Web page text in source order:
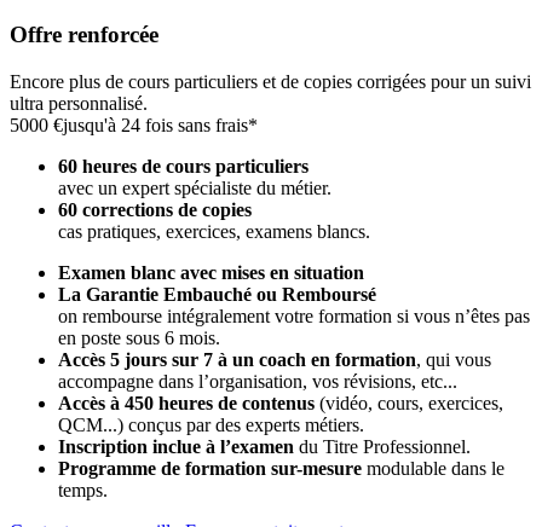
Offre renforcée
Encore plus de cours particuliers et de copies corrigées pour un suivi
ultra personnalisé.
5000 €jusqu'à 24 fois sans frais*
60 heures de cours particuliers
avec un expert spécialiste du métier.
60 corrections de copies
cas pratiques, exercices, examens blancs.
Examen blanc avec mises en situation
La Garantie Embauché ou Remboursé
on rembourse intégralement votre formation si vous n’êtes pas
en poste sous 6 mois.
Accès 5 jours sur 7 à un coach en formation, qui vous
accompagne dans l’organisation, vos révisions, etc...
Accès à 450 heures de contenus (vidéo, cours, exercices,
QCM...) conçus par des experts métiers.
Inscription inclue à l’examen du Titre Professionnel.
Programme de formation sur-mesure modulable dans le
temps.